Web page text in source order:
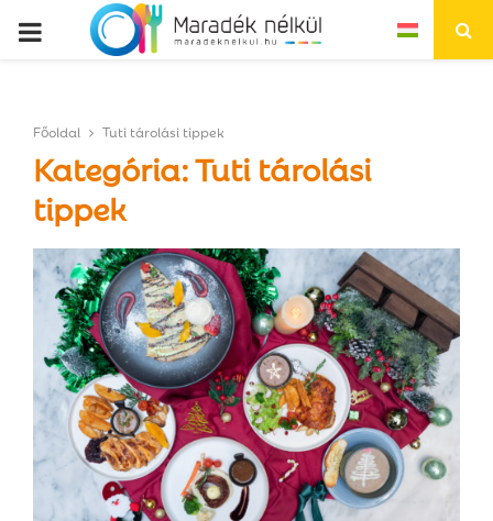
P
M
A
Y
M
Főoldal Tuti tárolási tippek
Kategória: Tuti tárolási
tippek